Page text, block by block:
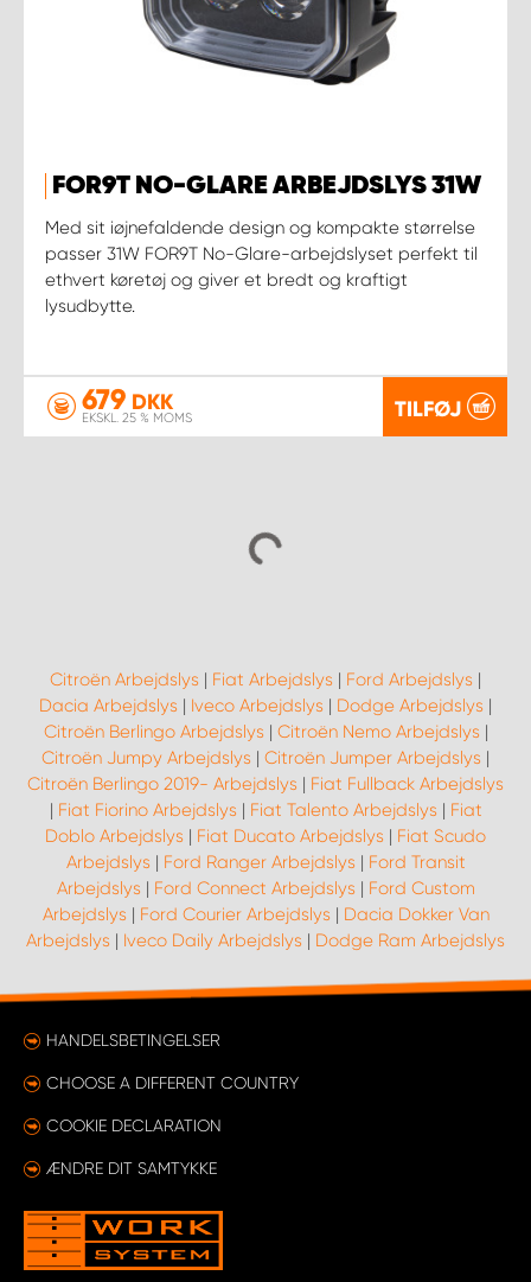
FOR9T NO-GLARE ARBEJDSLYS 31W
Med sit iøjnefaldende design og kompakte størrelse
passer 31W FOR9T No-Glare-arbejdslyset perfekt til
ethvert køretøj og giver et bredt og kraftigt
lysudbytte.
679 DKK
EKSKL. 25 % MOMS TILFØJ
Citroën Arbejdslys | Fiat Arbejdslys | Ford Arbejdslys |
Dacia Arbejdslys | Iveco Arbejdslys | Dodge Arbejdslys |
Citroën Berlingo Arbejdslys | Citroën Nemo Arbejdslys |
Citroën Jumpy Arbejdslys | Citroën Jumper Arbejdslys |
Citroën Berlingo 2019- Arbejdslys | Fiat Fullback Arbejdslys
| Fiat Fiorino Arbejdslys | Fiat Talento Arbejdslys | Fiat
Doblo Arbejdslys | Fiat Ducato Arbejdslys | Fiat Scudo
Arbejdslys | Ford Ranger Arbejdslys | Ford Transit
Arbejdslys | Ford Connect Arbejdslys | Ford Custom
Arbejdslys | Ford Courier Arbejdslys | Dacia Dokker Van
Arbejdslys | Iveco Daily Arbejdslys | Dodge Ram Arbejdslys
HANDELSBETINGELSER
CHOOSE A DIFFERENT COUNTRY
COOKIE DECLARATION
ÆNDRE DIT SAMTYKKE